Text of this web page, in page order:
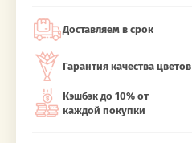
Доставляем в срок
Гарантия качества цветов
Кэшбэк до 10% от
каждой покупки